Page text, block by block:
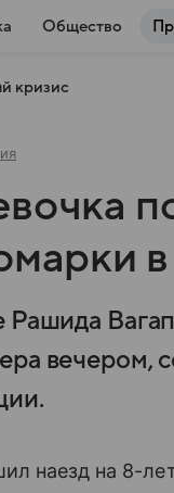
Общество
кризис
вечером,
наезд на 8-